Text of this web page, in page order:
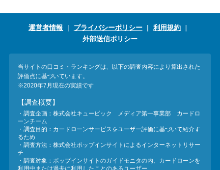
運営者情報 プライバシーポリシー
利用規約
外部送信ポリシー
当サイトの口コミ・ランキングは、以下の調査内容により算出された
評価点に基づいています。
※2020年7月現在の実績です
【調査概要】
・調査企画：株式会社キュービック メディア第一事業部 カードロ
ーンチーム
・調査目的：カードローンサービスをユーザー評価に基づいて紹介す
るため
・調査方法：株式会社ポップインサイトによるインターネットリサー
チ
・調査対象：ポップインサイトのガイドモニタの内、カードローンを
利用中または過去に利用したことのあるユーザー